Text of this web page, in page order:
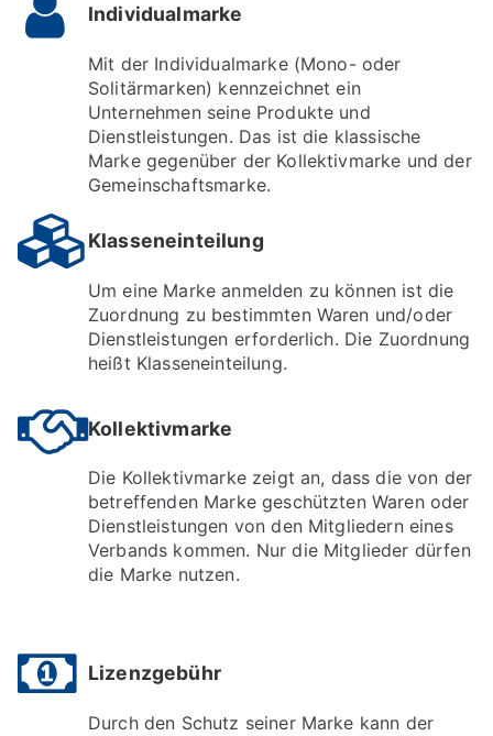
Individualmarke
Mit der Individualmarke (Mono- oder
Solitärmarken) kennzeichnet ein
Unternehmen seine Produkte und
Dienstleistungen. Das ist die klassische
Marke gegenüber der Kollektivmarke und der
Gemeinschaftsmarke.
Klasseneinteilung
Um eine Marke anmelden zu können ist die
Zuordnung zu bestimmten Waren und/oder
Dienstleistungen erforderlich. Die Zuordnung
heißt Klasseneinteilung.
Kollektivmarke
Die Kollektivmarke zeigt an, dass die von der
betreffenden Marke geschützten Waren oder
Dienstleistungen von den Mitgliedern eines
Verbands kommen. Nur die Mitglieder dürfen
die Marke nutzen.
Lizenzgebühr
Durch den Schutz seiner Marke kann der